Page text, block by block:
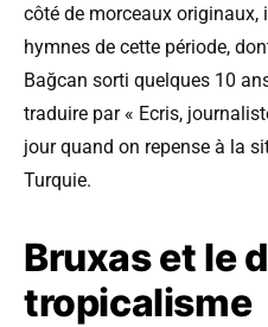
côté de morceaux originaux,
hymnes de cette période,
Bağcan sorti quelques 10
traduire par « Ecris,
jour quand on repense à la
Turquie.
Bruxas et le
tropicalisme